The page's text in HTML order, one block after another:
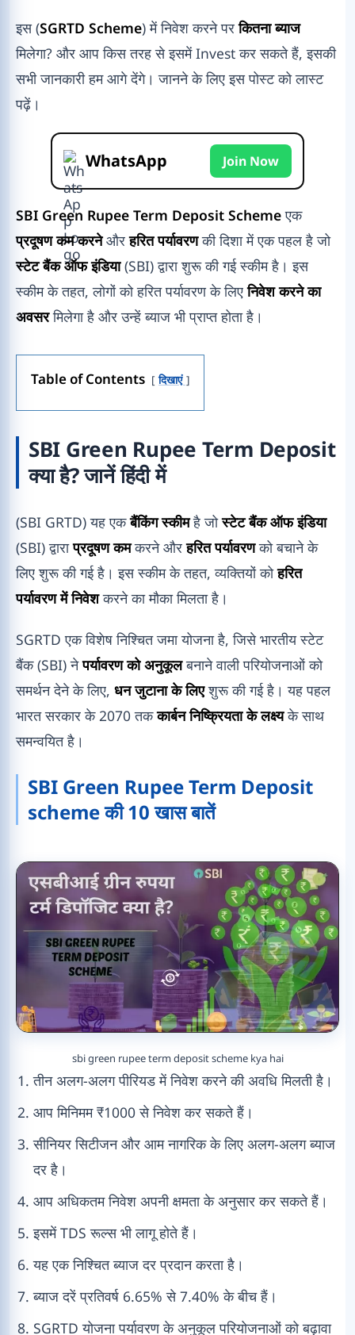
इस (SGRTD Scheme) में निवेश करने परकितना ब्याज
मिलेगा? और आप किस तरह से इसमें Invest कर सकते हैं, इसकी
सभी जानकारी हम आगे देंगे। जानने के लिए इस पोस्ट को लास्ट
पढ़ें।
WhatsApp Join Now
SBI Green Rupee Term Deposit Schemeएक
प्रदूषण कम करनेऔरहरित पर्यावरणकी दिशा में एक पहल है जो
स्टेट बैंक ऑफ इंडिया(SBI) द्वारा शुरू की गई स्कीम है। इस
स्कीम के तहत, लोगों को हरित पर्यावरण के लिएनिवेश करने का
अवसरमिलेगा है और उन्हें ब्याज भी प्राप्त होता है।
Table of Contents दिखाएं
SBI Green Rupee Term Deposit
क्या है? जानें हिंदी में
(SBI GRTD) यह एकबैंकिंग स्कीमहै जोस्टेट बैंक ऑफ इंडिया
(SBI) द्वाराप्रदूषण कमकरने औरहरित पर्यावरणको बचाने के
लिए शुरू की गई है। इस स्कीम के तहत, व्यक्तियों कोहरित
पर्यावरण में निवेशकरने का मौका मिलता है।
SGRTD एक विशेष निश्चित जमा योजना है, जिसे भारतीय स्टेट
बैंक (SBI) नेपर्यावरण को अनुकूलबनाने वाली परियोजनाओं को
समर्थन देने के लिए, धन जुटाना के लिएशुरू की गई है। यह पहल
भारत सरकार के 2070 तककार्बन निष्क्रियता के लक्ष्यके साथ
समन्वयित है।
SBI Green Rupee Term Deposit
scheme की 10 खास बातें
sbi green rupee term deposit scheme kya hai
तीन अलग-अलग पीरियड में निवेश करने की अवधि मिलती है।
आप मिनिमम ₹1000 से निवेश कर सकते हैं।
सीनियर सिटीजन और आम नागरिक के लिए अलग-अलग ब्याज
दर है।
आप अधिकतम निवेश अपनी क्षमता के अनुसार कर सकते हैं।
इसमें TDS रूल्स भी लागू होते हैं।
यह एक निश्चित ब्याज दर प्रदान करता है।
ब्याज दरें प्रतिवर्ष 6.65% से 7.40% के बीच हैं।
SGRTD योजना पर्यावरण के अनुकूल परियोजनाओं को बढ़ावा